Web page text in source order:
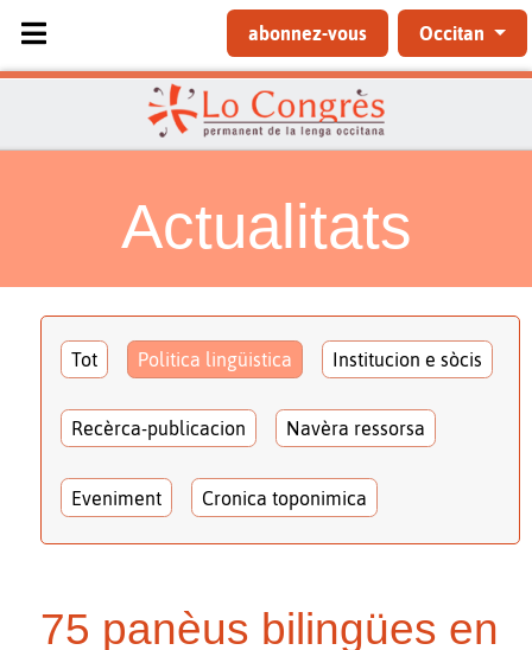
Sélectionnez votre langue
abonnez-vous Occitan
Actualitats
Tot Politica lingüistica Institucion e sòcis
Recèrca-publicacion Navèra ressorsa
Eveniment Cronica toponimica
75 panèus bilingües en